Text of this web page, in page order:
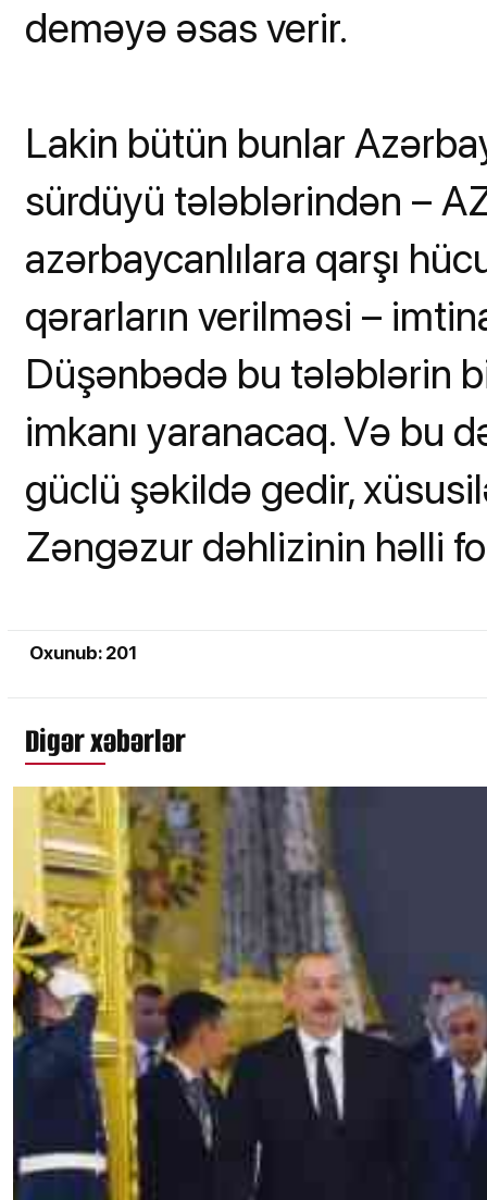
deməyə əsas verir.
Lakin bütün bunlar
sürdüyü tələblərindən –
azərbaycanlılara qarşı
qərarların verilməsi –
Düşənbədə bu tələblərin
imkanı yaranacaq. Və bu
güclü şəkildə gedir,
Zəngəzur dəhlizinin həlli
Oxunub: 201
Digər xəbərlər